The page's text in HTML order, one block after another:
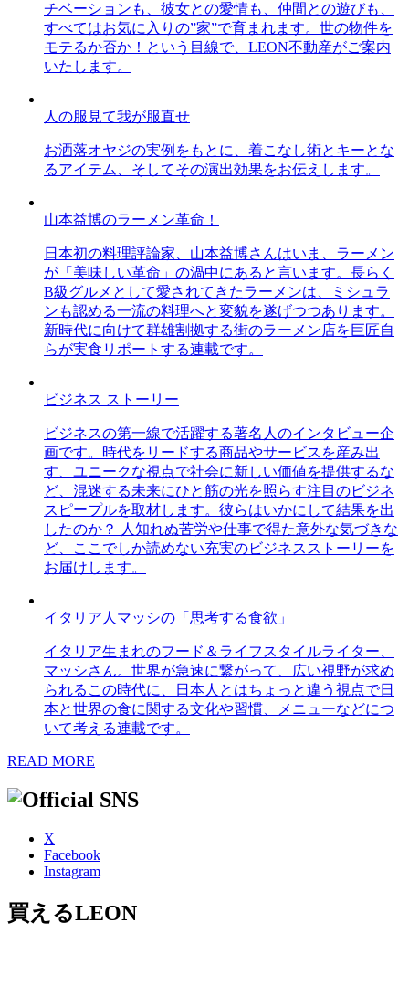
チベーションも、彼女との愛情も、仲間との遊びも、
すべてはお気に入りの”家”で育まれます。世の物件を
モテるか否か！という目線で、LEON不動産がご案内
いたします。
人の服見て我が服直せ
お洒落オヤジの実例をもとに、着こなし術とキーとな
るアイテム、そしてその演出効果をお伝えします。
山本益博のラーメン革命！
日本初の料理評論家、山本益博さんはいま、ラーメン
が「美味しい革命」の渦中にあると言います。長らく
B級グルメとして愛されてきたラーメンは、ミシュラ
ンも認める一流の料理へと変貌を遂げつつあります。
新時代に向けて群雄割拠する街のラーメン店を巨匠自
らが実食リポートする連載です。
ビジネス ストーリー
ビジネスの第一線で活躍する著名人のインタビュー企
画です。時代をリードする商品やサービスを産み出
す、ユニークな視点で社会に新しい価値を提供するな
ど、混迷する未来にひと筋の光を照らす注目のビジネ
スピープルを取材します。彼らはいかにして結果を出
したのか？ 人知れぬ苦労や仕事で得た意外な気づきな
ど、ここでしか読めない充実のビジネスストーリーを
お届けします。
イタリア人マッシの「思考する食欲」
イタリア生まれのフード＆ライフスタイルライター、
マッシさん。世界が急速に繋がって、広い視野が求め
られるこの時代に、日本人とはちょっと違う視点で日
本と世界の食に関する文化や習慣、メニューなどにつ
いて考える連載です。
READ MORE
X
Facebook
Instagram
買えるLEON